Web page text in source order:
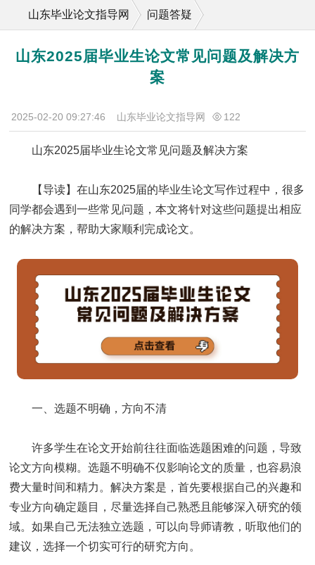
山东毕业论文指导网 问题答疑
山东2025届毕业生论文常见问题及解决方
案
2025-02-20 09:27:46 山东毕业论文指导网 122
山东2025届毕业生论文常见问题及解决方案
【导读】在山东2025届的毕业生论文写作过程中，很多
同学都会遇到一些常见问题，本文将针对这些问题提出相应
的解决方案，帮助大家顺利完成论文。
一、选题不明确，方向不清
许多学生在论文开始前往往面临选题困难的问题，导致
论文方向模糊。选题不明确不仅影响论文的质量，也容易浪
费大量时间和精力。解决方案是，首先要根据自己的兴趣和
专业方向确定题目，尽量选择自己熟悉且能够深入研究的领
域。如果自己无法独立选题，可以向导师请教，听取他们的
建议，选择一个切实可行的研究方向。